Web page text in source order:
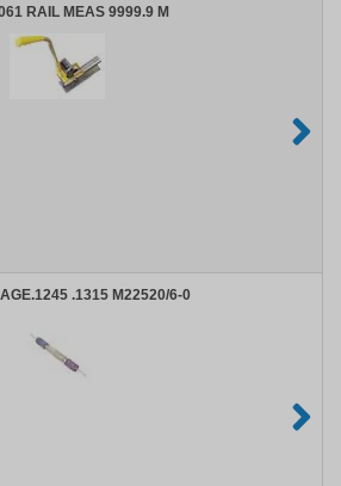
RAIL MEAS 9999.9 M
.1315 M22520/6-0